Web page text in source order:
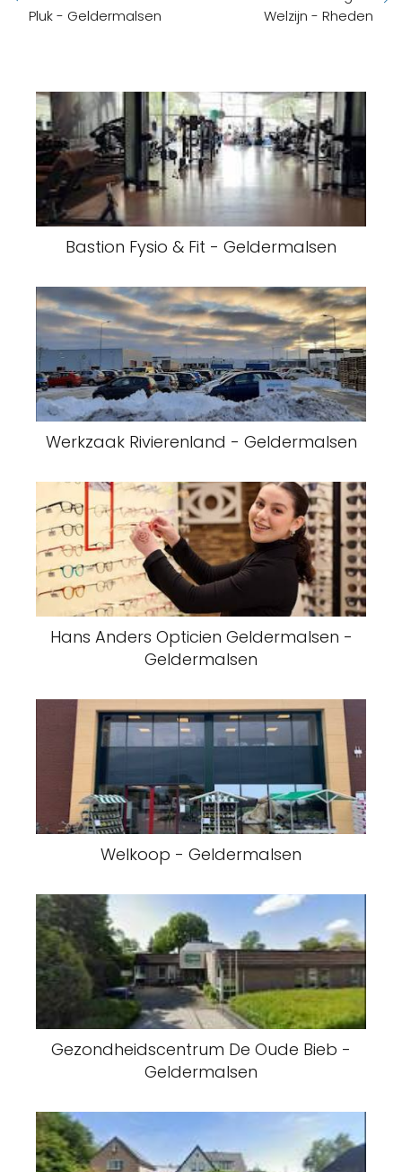
Pluk - Geldermalsen
Welzijn - Rheden
Bastion Fysio & Fit - Geldermalsen
Werkzaak Rivierenland - Geldermalsen
Hans Anders Opticien Geldermalsen -
Geldermalsen
Welkoop - Geldermalsen
Gezondheidscentrum De Oude Bieb -
Geldermalsen